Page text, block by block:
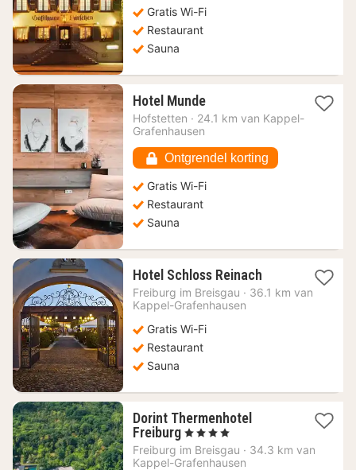
Gratis Wi-Fi
Restaurant
Sauna
Hotel Munde1
nacht
€
Hofstetten · 24.1 km van Kappel-
Grafenhausen
Ontgrendel korting
Gratis Wi-Fi
Restaurant
Sauna
Hotel Schloss Reinach1
nacht
Freiburg im Breisgau · 36.1 km van
Kappel-Grafenhausen
Gratis Wi-Fi
Restaurant
Sauna
Dorint Thermenhotel
Freiburg 1
nacht
vanaf
, 4 Sterren
Freiburg im Breisgau · 34.3 km van
Kappel-Grafenhausen